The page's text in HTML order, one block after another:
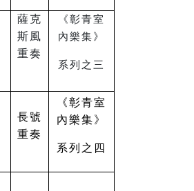
薩克
斯風
重奏
《彰青室
內樂集》
系列之三
長號
重奏
《彰青室
內樂集》
系列之四